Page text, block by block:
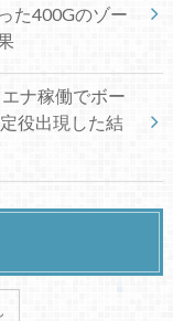
た400Gのゾー
ナ稼働でボー
役出現した結